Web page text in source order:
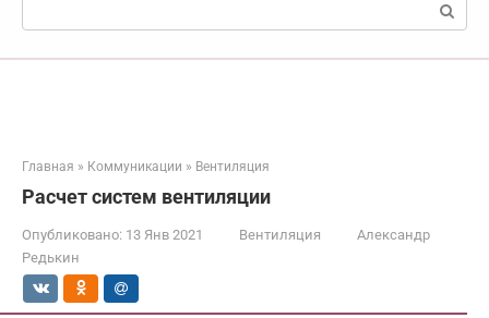
Главная » Коммуникации » Вентиляция
Расчет систем вентиляции
Опубликовано: 13 Янв 2021 Вентиляция
Александр
Редькин